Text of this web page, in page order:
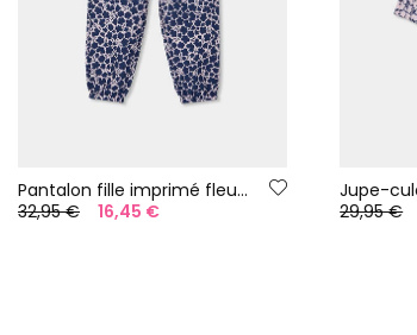
Pantalon fille imprimé fleurs
32,95 €
16,45 €
29,95 €